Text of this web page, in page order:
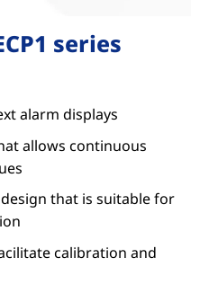
series
alarm displays
allows continuous
that is suitable for
calibration and